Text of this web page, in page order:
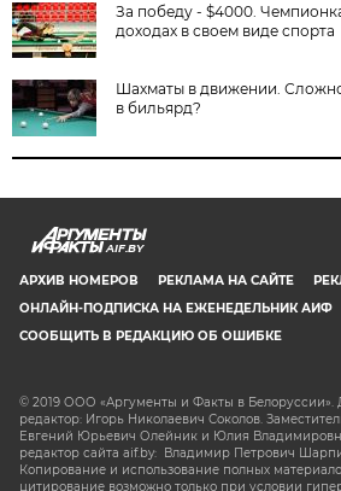
За победу - $4000.
доходах в своем виде спорта
Шахматы в движении.
в бильярд?
AIF.BY
АРХИВ НОМЕРОВ РЕКЛАМА НА САЙТЕ
ОНЛАЙН-ПОДПИСКА НА ЕЖЕНЕДЕЛЬНИК АИФ
СООБЩИТЬ В РЕДАКЦИЮ ОБ ОШИБКЕ
© 2019 ООО «Аргументы и Факты в Белоруссии».
редактор: Игорь Николаевич Соколов.
Евгений Юрьевич Олейник и Юлия
редактор сайта aif.by: Владимир Петрович
Копирование и использование полных
цитирование возможно только при условии